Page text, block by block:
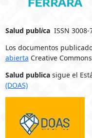
Salud publicaISSN 3008-
Los documentos
abierta Creative Commons
Salud publicasigue el
(DOAS)